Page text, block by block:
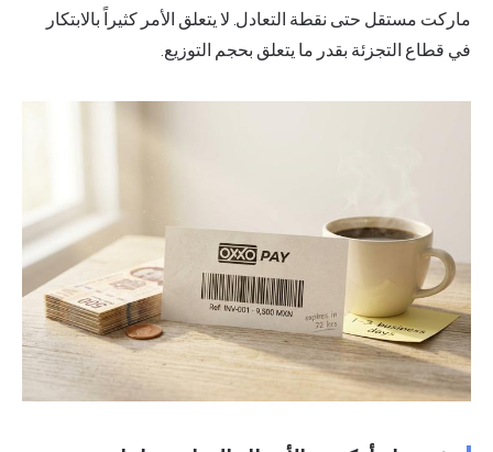
لا يتعلق الأمر كثيراً بالابتكار
يتعلق بحجم التوزيع.